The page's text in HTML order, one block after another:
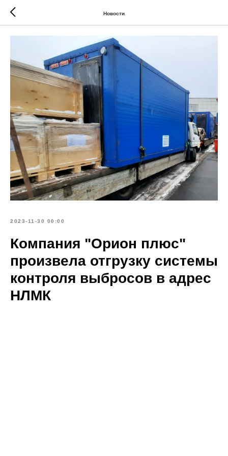
Новости
2023-11-30 00:00
Компания "Орион плюс"
произвела отгрузку системы
контроля выбросов в адрес
НЛМК